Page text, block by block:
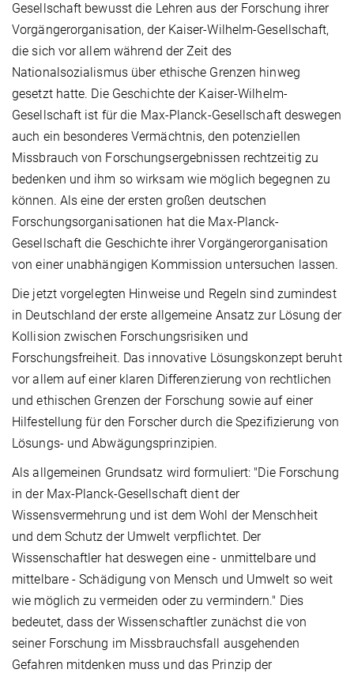
Gesellschaft bewusst die Lehren aus der Forschung ihrer
Vorgängerorganisation, der Kaiser-Wilhelm-Gesellschaft,
die sich vor allem während der Zeit des
Nationalsozialismus über ethische Grenzen hinweg
gesetzt hatte. Die Geschichte der Kaiser-Wilhelm-
Gesellschaft ist für die Max-Planck-Gesellschaft deswegen
auch ein besonderes Vermächtnis, den potenziellen
Missbrauch von Forschungsergebnissen rechtzeitig zu
bedenken und ihm so wirksam wie möglich begegnen zu
können. Als eine der ersten großen deutschen
Forschungsorganisationen hat die Max-Planck-
Gesellschaft die Geschichte ihrer Vorgängerorganisation
von einer unabhängigen Kommission untersuchen lassen.
Die jetzt vorgelegten Hinweise und Regeln sind zumindest
in Deutschland der erste allgemeine Ansatz zur Lösung der
Kollision zwischen Forschungsrisiken und
Forschungsfreiheit. Das innovative Lösungskonzept beruht
vor allem auf einer klaren Differenzierung von rechtlichen
und ethischen Grenzen der Forschung sowie auf einer
Hilfestellung für den Forscher durch die Spezifizierung von
Lösungs- und Abwägungsprinzipien.
Als allgemeinen Grundsatz wird formuliert: "Die Forschung
in der Max-Planck-Gesellschaft dient der
Wissensvermehrung und ist dem Wohl der Menschheit
und dem Schutz der Umwelt verpflichtet. Der
Wissenschaftler hat deswegen eine - unmittelbare und
mittelbare - Schädigung von Mensch und Umwelt so weit
wie möglich zu vermeiden oder zu vermindern." Dies
bedeutet, dass der Wissenschaftler zunächst die von
seiner Forschung im Missbrauchsfall ausgehenden
Gefahren mitdenken muss und das Prinzip der